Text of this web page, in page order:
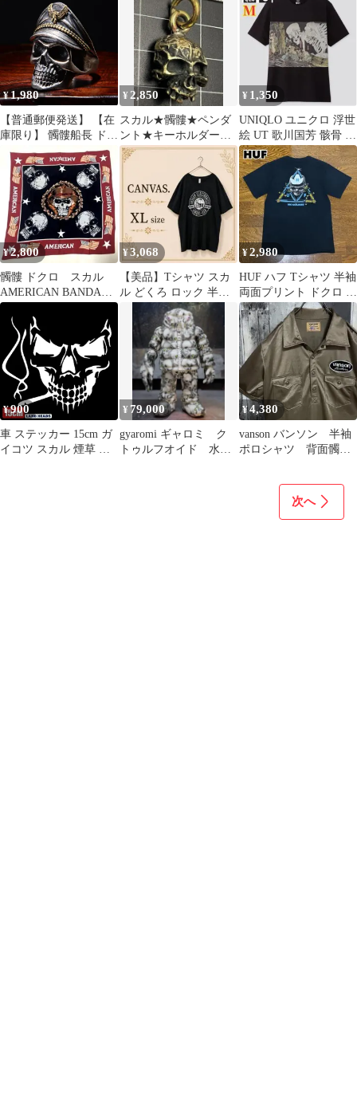
ト
¥1,980
【普通郵便発送】 【在
庫限り】 髑髏船長 ドク
ロ船長 海賊 海 スカル
ドクロ 髑髏 船長 キン
グ
¥ 2,850
スカル★髑髏★ペンダ
ント★キーホルダー★
ドクロ
¥ 1,350
UNIQLO ユニクロ 浮世
絵 UT 歌川国芳 骸骨 T
シャツ どくろ ブラック
¥2,800
髑髏 ドクロ スカル
AMERICAN BANDANA
バンダナ
¥3,068
【美品】Tシャツ スカ
ル どくろ ロック 半袖
ロゴ ヴィンテージ XL
¥2,980
HUF ハフ Tシャツ 半袖
両面プリント ドクロ 髑
髏
¥900
車 ステッカー 15cm ガ
イコツ スカル 煙草 た
¥ 79,000
gyaromi ギャロミ ク
トゥルフオイド 水転
¥4,380
vanson バンソン 半袖
ポロシャツ 背面髑
次へ